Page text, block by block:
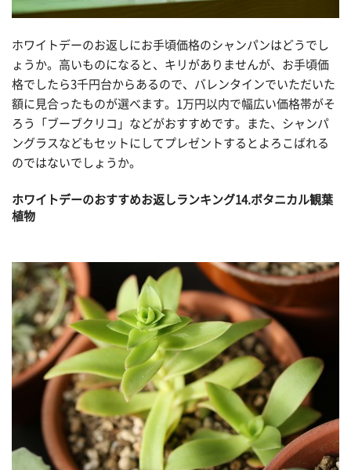
ホワイトデーのお返しにお手頃価格のシャンパンはどうでし
ょうか。高いものになると、キリがありませんが、お手頃価
格でしたら3千円台からあるので、バレンタインでいただいた
額に見合ったものが選べます。1万円以内で幅広い価格帯がそ
ろう「ブーブクリコ」などがおすすめです。また、シャンパ
ングラスなどもセットにしてプレゼントするとよろこばれる
のではないでしょうか。
ホワイトデーのおすすめお返しランキング14.ボタニカル観葉
植物